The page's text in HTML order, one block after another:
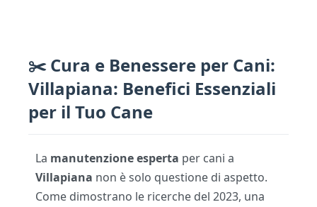
✂️ Cura e Benessere per Cani:
Villapiana: Benefici Essenziali
per il Tuo Cane
La manutenzione esperta per cani a
Villapiana non è solo questione di aspetto.
Come dimostrano le ricerche del 2023, una